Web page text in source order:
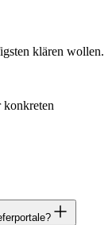
klären wollen.
konkreten